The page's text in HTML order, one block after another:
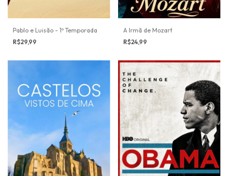
Pablo e Luisão - 1º Temporada
R$29,99
A Irmã de Mozart
R$24,99